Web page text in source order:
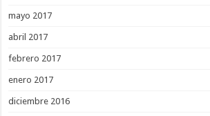
mayo 2017
abril 2017
febrero 2017
enero 2017
diciembre 2016